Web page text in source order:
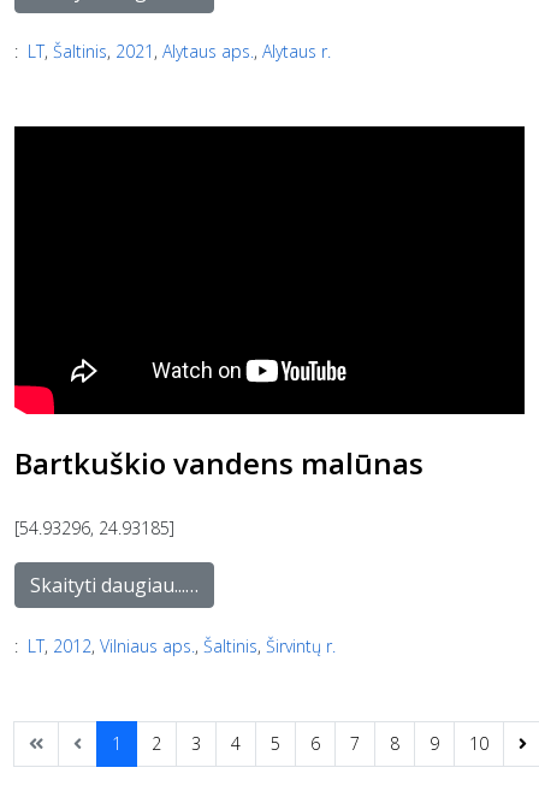
: LT, Šaltinis, 2021 , Alytaus aps. , Alytaus r.
Bartkuškio vandens malūnas
[54.93296, 24.93185]
Skaityti daugiau...…
: LT, 2012, Vilniaus aps., Šaltinis, Širvintų r.
1 2 3 4 5 6 7 8 9 10